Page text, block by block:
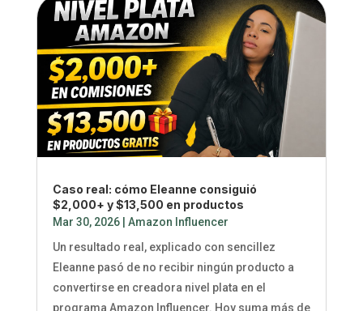
Caso real: cómo Eleanne consiguió
$2,000+ y $13,500 en productos
Mar 30, 2026| Amazon Influencer
Un resultado real, explicado con sencillez
Eleanne pasó de no recibir ningún producto a
convertirse en creadora nivel plata en el
programa Amazon Influencer. Hoy suma más de